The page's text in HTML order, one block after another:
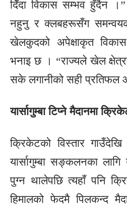
दिँदा विकास सम्भव हुँदैन ।”
नहुनु र क्लबहरूसँग
खेलकुदको अपेक्षाकृत
भनाइ छ । “राज्यले खेल
सके लगानीको सही
यार्सागुम्बा टिप्ने मैदानमा
क्रिकेटको विस्तार गाउँदेखि
यार्सागुम्बा सङ्कलनका
पुग्न थालेपछि त्यहाँ पनि
हिमालको फेदमै पिलकन्द